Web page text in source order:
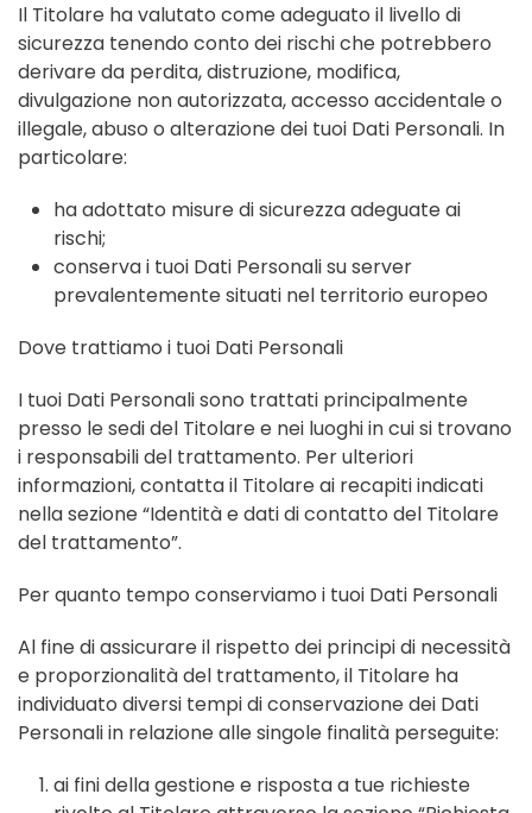
Il Titolare ha valutato come adeguato il livello di
sicurezza tenendo conto dei rischi che potrebbero
derivare da perdita, distruzione, modifica,
divulgazione non autorizzata, accesso accidentale o
illegale, abuso o alterazione dei tuoi Dati Personali. In
particolare:
ha adottato misure di sicurezza adeguate ai
rischi;
conserva i tuoi Dati Personali su server
prevalentemente situati nel territorio europeo
Dove trattiamo i tuoi Dati Personali
I tuoi Dati Personali sono trattati principalmente
presso le sedi del Titolare e nei luoghi in cui si trovano
i responsabili del trattamento. Per ulteriori
informazioni, contatta il Titolare ai recapiti indicati
nella sezione “Identità e dati di contatto del Titolare
del trattamento”.
Per quanto tempo conserviamo i tuoi Dati Personali
Al fine di assicurare il rispetto dei principi di necessità
e proporzionalità del trattamento, il Titolare ha
individuato diversi tempi di conservazione dei Dati
Personali in relazione alle singole finalità perseguite:
ai fini della gestione e risposta a tue richieste